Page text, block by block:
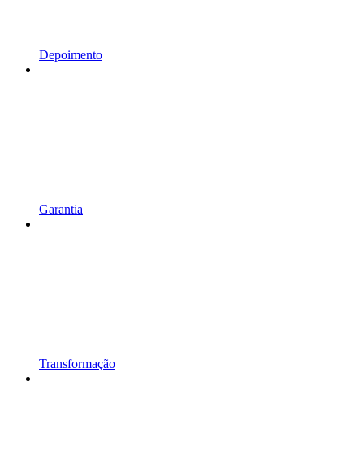
Depoimento
Garantia
Transformação